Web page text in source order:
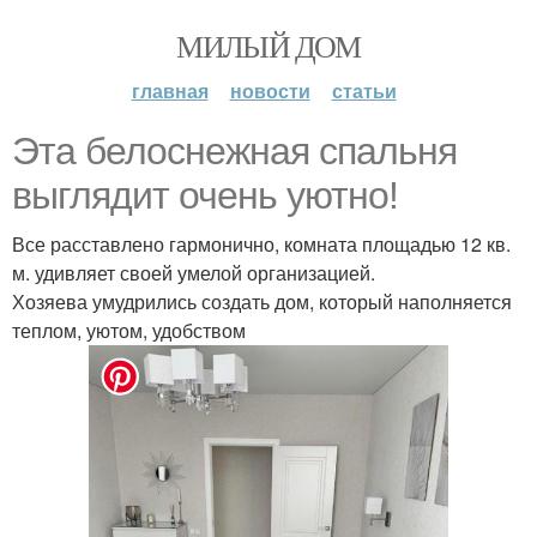
МИЛЫЙ ДОМ
главная новости статьи
Эта белоснежная спальня
выглядит очень уютно!
Все расставлено гармонично, комната площадью 12 кв.
м. удивляет своей умелой организацией.
Хозяева умудрились создать дом, который наполняется
теплом, уютом, удобством